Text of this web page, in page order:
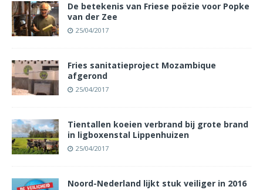
De betekenis van Friese poëzie voor Popke
van der Zee
25/04/2017
Fries sanitatieproject Mozambique
afgerond
25/04/2017
Tientallen koeien verbrand bij grote brand
in ligboxenstal Lippenhuizen
25/04/2017
Noord-Nederland lijkt stuk veiliger in 2016